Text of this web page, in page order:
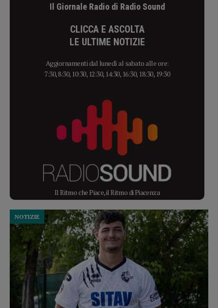
Il Giornale Radio di Radio Sound
CLICCA E ASCOLTA
LE ULTIME NOTIZIE
Aggiornamenti dal lunedì al sabato alle ore:
7:30, 8:30, 10:30, 12:30, 14:30, 16:30, 18:30, 19:30
Il Ritmo che Piace, il Ritmo di Piacenza
NOTIZIE